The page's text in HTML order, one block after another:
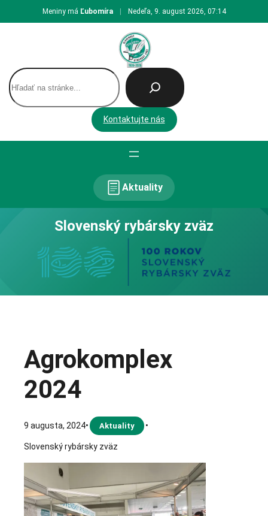
na
Meniny má Ľubomíra Nedeľa, 9. august 2026, 07:14
H
ľ
a
Kontaktujte nás
Aktuality
Slovenský rybársky zväz
Agrokomplex
2024
9 augusta, 2024• Aktuality •
Slovenský rybársky zväz